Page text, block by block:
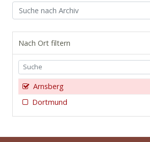
Nach Ort filtern
Arnsberg
Dortmund